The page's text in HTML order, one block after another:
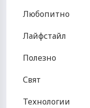
Любопитно
Лайфстайл
Полезно
Свят
Технологии